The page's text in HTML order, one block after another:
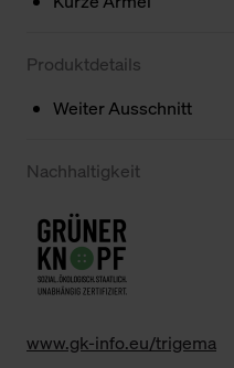
Produktdetails
Weiter Ausschnitt
Nachhaltigkeit
www.gk-info.eu/trigema